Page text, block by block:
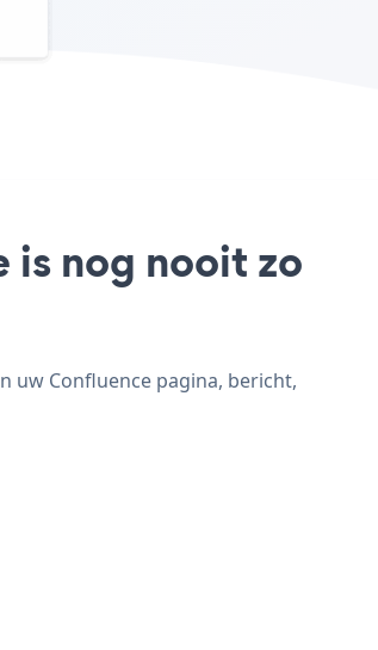
is nog nooit zo
uw Confluence pagina, bericht,